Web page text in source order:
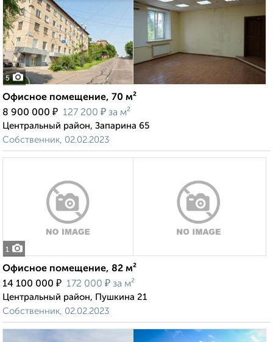
5
Офисное помещение, 70 м²
8 900 000 ₽ 127 200 ₽ за м²
Центральный район, Запарина 65
Собственник, 02.02.2023
1
Офисное помещение, 82 м²
14 100 000 ₽ 172 000 ₽ за м²
Центральный район, Пушкина 21
Собственник, 02.02.2023